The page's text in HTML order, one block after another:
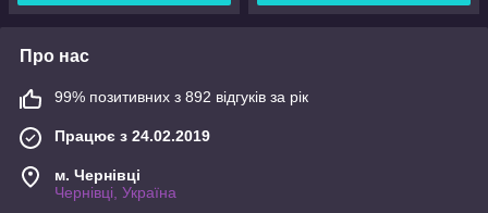
Про нас
99% позитивних з 892 відгуків за рік
Працює з 24.02.2019
м. Чернівці
Чернівці, Україна